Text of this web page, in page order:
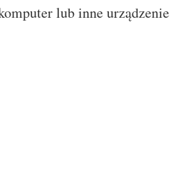
lub inne urządzenie